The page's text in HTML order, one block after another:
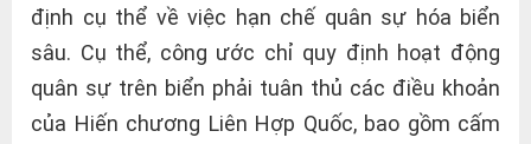
định cụ thể về việc hạn chế quân sự hóa biển
sâu. Cụ thể, công ước chỉ quy định hoạt động
quân sự trên biển phải tuân thủ các điều khoản
của Hiến chương Liên Hợp Quốc, bao gồm cấm